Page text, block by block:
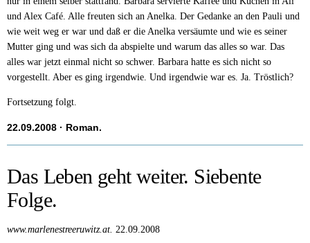
und Alex Café. Alle freuten sich an Anelka. Der Gedanke an den Pauli und
wie weit weg er war und daß er die Anelka versäumte und wie es seiner
Mutter ging und was sich da abspielte und warum das alles so war. Das
alles war jetzt einmal nicht so schwer. Barbara hatte es sich nicht so
vorgestellt. Aber es ging irgendwie. Und irgendwie war es. Ja. Tröstlich?
Fortsetzung folgt.
22.09.2008 · Roman.
Das Leben geht weiter. Siebente
Folge.
www.marlenestreeruwitz.at. 22.09.2008